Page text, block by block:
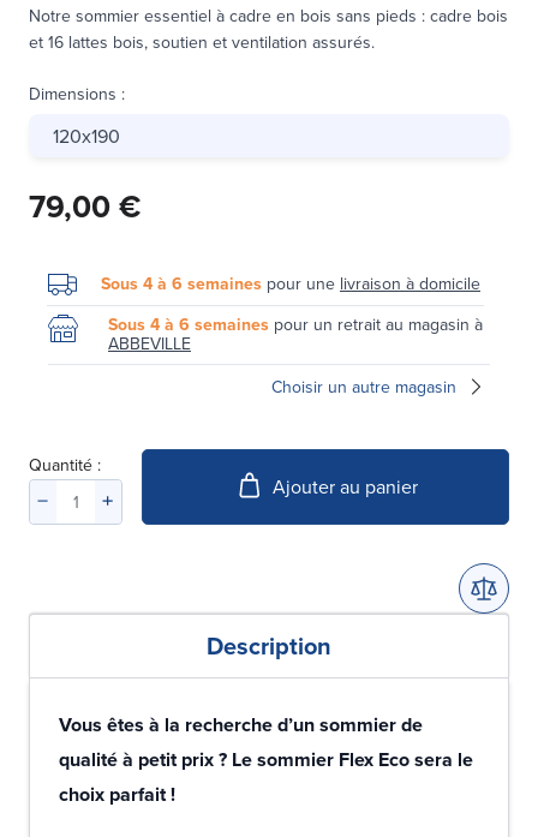
Notre sommier essentiel à cadre en bois sans pieds : cadre bois
et 16 lattes bois, soutien et ventilation assurés.
Dimensions :
120x190
79,00 €
Sous 4 à 6 semaines pour une livraison à domicile
Sous 4 à 6 semaines pour un retrait au magasin à
ABBEVILLE
Choisir un autre magasin
Quantité :
Ajouter au panier
Description
Vous êtes à la recherche d’un sommier de
qualité à petit prix ? Le sommier Flex Eco sera le
choix parfait !